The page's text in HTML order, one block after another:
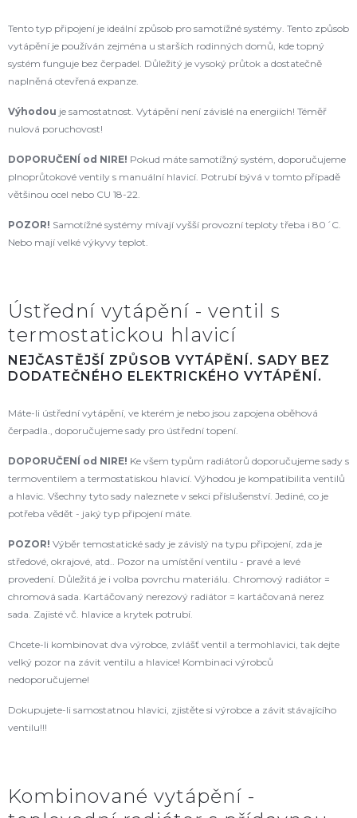
Tento typ připojení je ideální způsob pro samotížné systémy. Tento způsob
vytápění je používán zejména u starších rodinných domů, kde topný
systém funguje bez čerpadel. Důležitý je vysoký průtok a dostatečně
naplněná otevřená expanze.
Výhodou je samostatnost. Vytápění není závislé na energiích! Téměř
nulová poruchovost!
DOPORUČENÍ od NIRE! Pokud máte samotížný systém, doporučujeme
plnoprůtokové ventily s manuální hlavicí. Potrubí bývá v tomto případě
většinou ocel nebo CU 18-22.
POZOR! Samotížné systémy mívají vyšší provozní teploty třeba i 80´C.
Nebo mají velké výkyvy teplot.
Ústřední vytápění - ventil s
termostatickou hlavicí
NEJČASTĚJŠÍ ZPŮSOB VYTÁPĚNÍ. SADY BEZ
DODATEČNÉHO ELEKTRICKÉHO VYTÁPĚNÍ.
Máte-li ústřední vytápění, ve kterém je nebo jsou zapojena oběhová
čerpadla., doporučujeme sady pro ústřední topení.
DOPORUČENÍ od NIRE! Ke všem typům radiátorů doporučujeme sady s
termoventilem a termostatiskou hlavicí. Výhodou je kompatibilita ventilů
a hlavic. Všechny tyto sady naleznete v sekci příslušenství. Jediné, co je
potřeba vědět - jaký typ připojení máte.
POZOR! Výběr temostatické sady je závislý na typu připojení, zda je
středové, okrajové, atd.. Pozor na umístění ventilu - pravé a levé
provedení. Důležitá je i volba povrchu materiálu. Chromový radiátor =
chromová sada. Kartáčovaný nerezový radiátor = kartáčovaná nerez
sada. Zajisté vč. hlavice a krytek potrubí.
Chcete-li kombinovat dva výrobce, zvlášť ventil a termohlavici, tak dejte
velký pozor na závit ventilu a hlavice! Kombinaci výrobců
nedoporučujeme!
Dokupujete-li samostatnou hlavici, zjistěte si výrobce a závit stávajícího
ventilu!!!
Kombinované vytápění -